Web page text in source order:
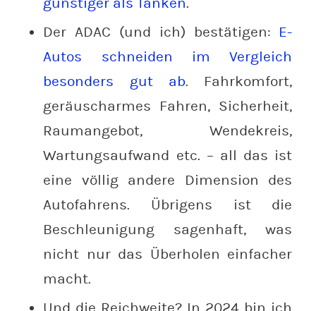
Der ADAC (und ich) bestätigen: E-
Autos schneiden im Vergleich
besonders gut ab. Fahrkomfort,
geräuscharmes Fahren, Sicherheit,
Raumangebot, Wendekreis,
Wartungsaufwand etc. – all das ist
eine völlig andere Dimension des
Autofahrens. Übrigens ist die
Beschleunigung sagenhaft, was
nicht nur das Überholen einfacher
macht.
Und die Reichweite? In 2024 bin ich